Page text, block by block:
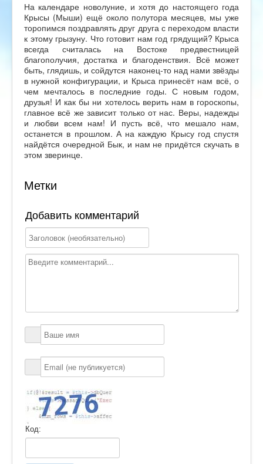
На календаре новолуние, и хотя до настоящего года
Крысы (Мыши) ещё около полутора месяцев, мы уже
торопимся поздравлять друг друга с переходом власти
к этому грызуну. Что готовит нам год грядущий? Крыса
всегда считалась на Востоке предвестницей
благополучия, достатка и благоденствия. Всё может
быть, глядишь, и сойдутся наконец-то над нами звёзды
в нужной конфигурации, и Крыса принесёт нам всё, о
чем мечталось в последние годы. С новым годом,
друзья! И как бы ни хотелось верить нам в гороскопы,
главное всё же зависит только от нас. Веры, надежды
и любви всем нам! И пусть всё, что мешало нам,
останется в прошлом. А на каждую Крысу год спустя
найдётся очередной Бык, и нам не придётся скучать в
этом зверинце.
Метки
Добавить комментарий
Код: